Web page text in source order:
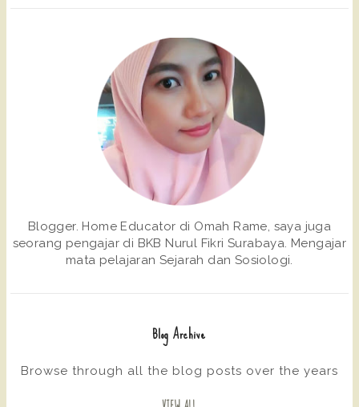
Blogger. Home Educator di Omah Rame, saya juga
seorang pengajar di BKB Nurul Fikri Surabaya. Mengajar
mata pelajaran Sejarah dan Sosiologi.
Blog Archive
Browse through all the blog posts over the years